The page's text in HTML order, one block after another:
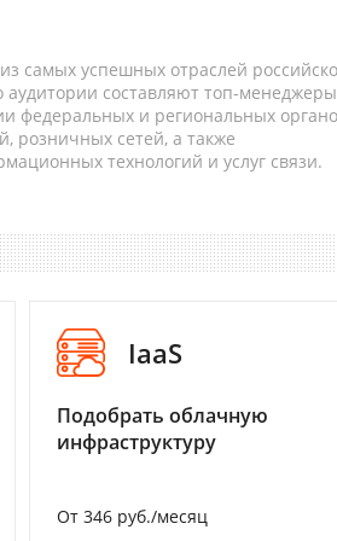
самых успешных отраслей
составляют топ-
федеральных и региональных
розничных сетей, а также
технологий и услуг связи.
IaaS
Подобрать облачную
инфраструктуру
От 346 руб./месяц